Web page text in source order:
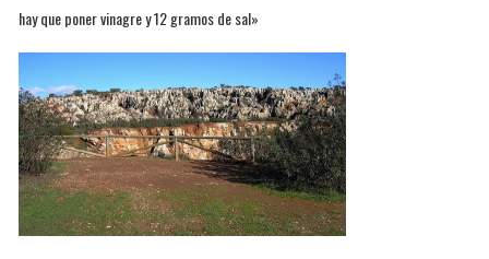
hay que poner vinagre y 12 gramos de sal»